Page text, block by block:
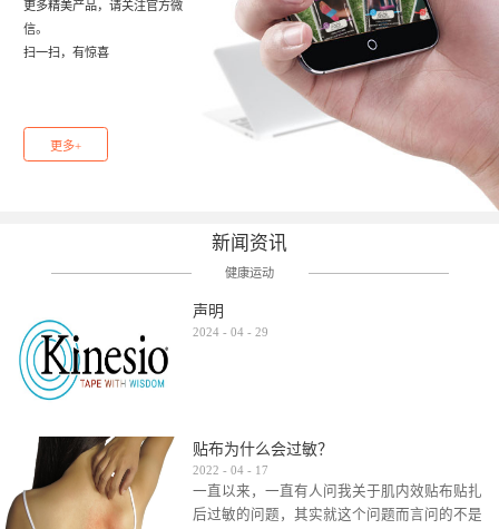
更多精美产品，请关注官方微
信。
扫一扫，有惊喜
更多+
新闻资讯
健康运动
声明
2024 - 04 - 29
贴布为什么会过敏？
2022 - 04 - 17
一直以来，一直有人问我关于肌内效贴布贴扎
后过敏的问题，其实就这个问题而言问的不是